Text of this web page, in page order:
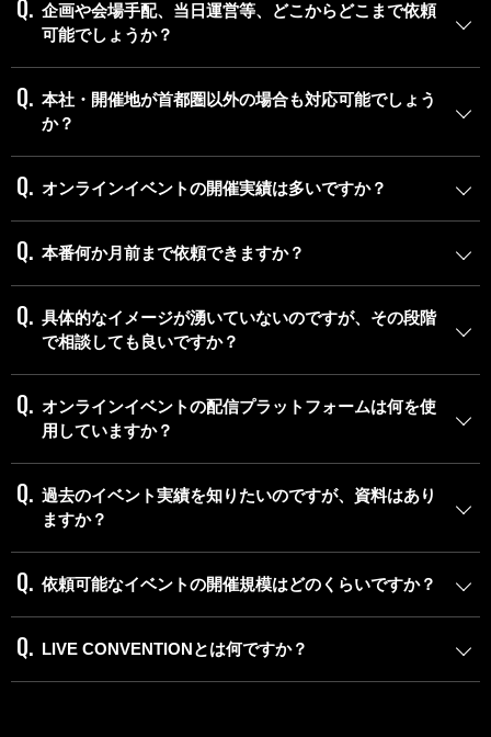
企画や会場手配、当日運営等、どこからどこまで依頼
可能でしょうか？
本社・開催地が首都圏以外の場合も対応可能でしょう
か？
オンラインイベントの開催実績は多いですか？
本番何か月前まで依頼できますか？
具体的なイメージが湧いていないのですが、その段階
で相談しても良いですか？
オンラインイベントの配信プラットフォームは何を使
用していますか？
過去のイベント実績を知りたいのですが、資料はあり
ますか？
依頼可能なイベントの開催規模はどのくらいですか？
LIVE CONVENTIONとは何ですか？